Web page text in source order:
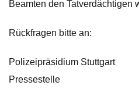
Beamten den Tatverdächtigen
Rückfragen bitte an:
Polizeipräsidium Stuttgart
Pressestelle